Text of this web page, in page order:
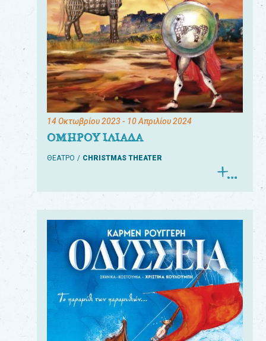
14 Οκτωβρίου 2023- 10 Απριλίου 2024
ΟΜΗΡΟΥ ΙΛΙΑΔΑ
ΘΕΑΤΡΟ CHRISTMAS THEATER